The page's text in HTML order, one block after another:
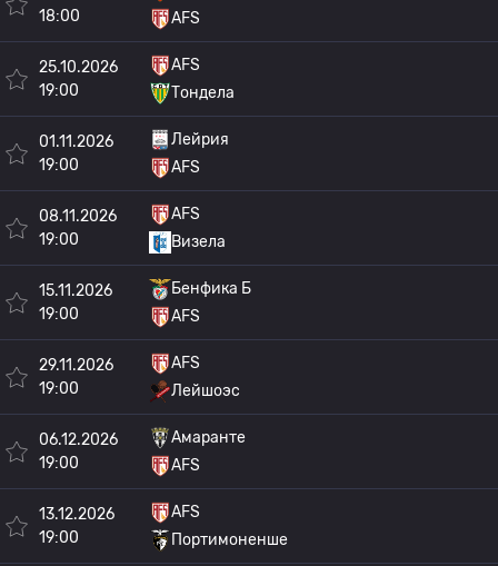
18:00
AFS
25.10.2026
19:00
AFS
Тондела
01.11.2026
19:00
Лейрия
AFS
08.11.2026
19:00
AFS
Визела
15.11.2026
19:00
Бенфика Б
AFS
29.11.2026
19:00
AFS
Лейшоэс
06.12.2026
19:00
Амаранте
AFS
13.12.2026
19:00
AFS
Портимоненше